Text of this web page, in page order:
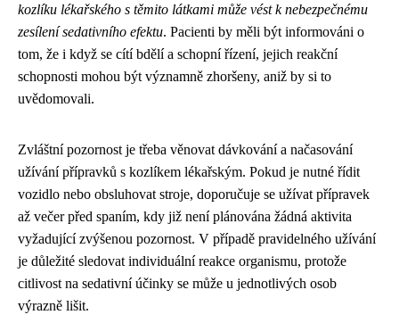
kozlíku lékařského s těmito látkami může vést k nebezpečnému
zesílení sedativního efektu. Pacienti by měli být informováni o
tom, že i když se cítí bdělí a schopní řízení, jejich reakční
schopnosti mohou být významně zhoršeny, aniž by si to
uvědomovali.
Zvláštní pozornost je třeba věnovat dávkování a načasování
užívání přípravků s kozlíkem lékařským. Pokud je nutné řídit
vozidlo nebo obsluhovat stroje, doporučuje se užívat přípravek
až večer před spaním, kdy již není plánována žádná aktivita
vyžadující zvýšenou pozornost. V případě pravidelného užívání
je důležité sledovat individuální reakce organismu, protože
citlivost na sedativní účinky se může u jednotlivých osob
výrazně lišit.